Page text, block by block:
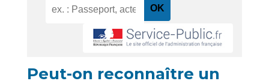
Peut-on reconnaître un